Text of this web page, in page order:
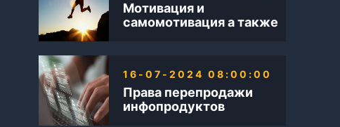
Мотивация и
самомотивация а также
Права перепродажи
инфопродуктов
16-07-2024 08:00:00